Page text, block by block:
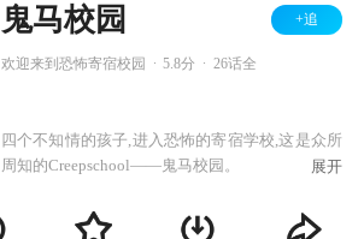
鬼马校园 +追
欢迎来到恐怖寄宿校园 5.8分 26话全
四个不知情的孩子,进入恐怖的寄宿学校,这是众所
周知的Creepschool——鬼马校园。
展开